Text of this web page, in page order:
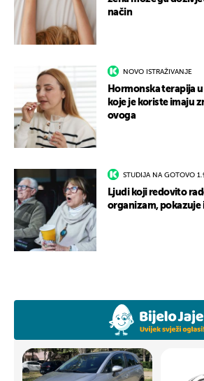
način
NOVO ISTRAŽIVANJE
Hormonska terapija
koje je koriste imaju
ovoga
STUDIJA NA GOTOVO
Ljudi koji redovito
organizam, pokazuje